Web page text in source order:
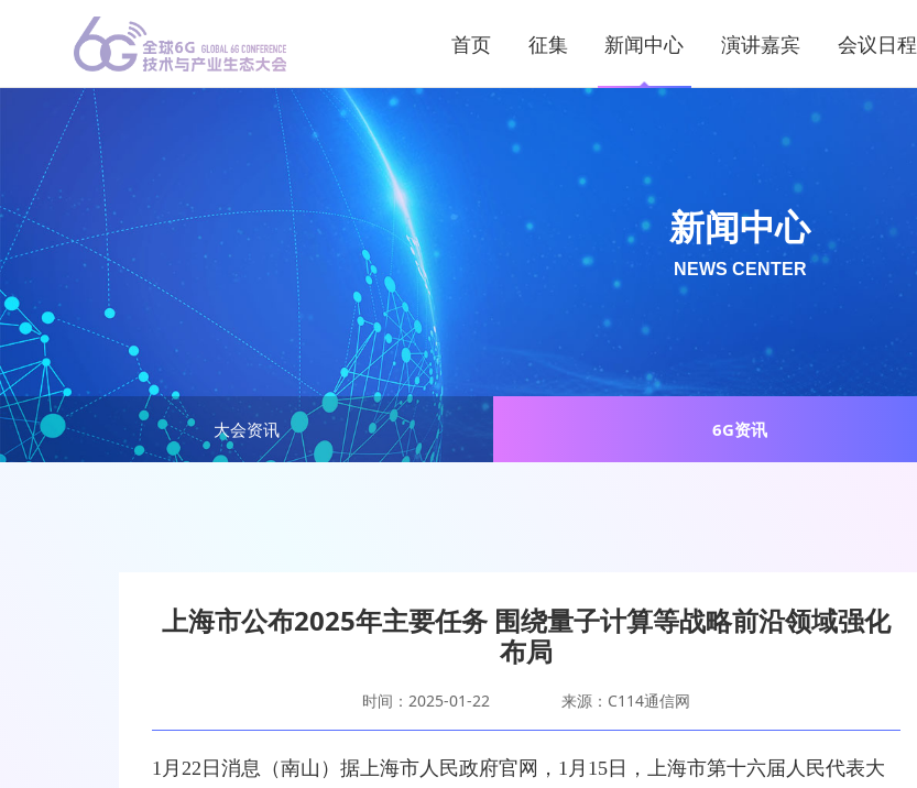
首页 征集 新闻中心 演讲嘉宾 会议日程
大会资讯 6G资讯
新闻中心
NEWS CENTER
上海市公布2025年主要任务 围绕量子计算等战略前沿领域强化
布局
时间：2025-01-22 来源：C114通信网
1月22日消息（南山）据上海市人民政府官网，1月15日，上海市第十六届人民代表大